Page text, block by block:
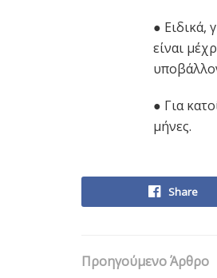
● Ειδικά,
είναι
● Για
μήνες.
Share
Προηγούμενο Άρθρο